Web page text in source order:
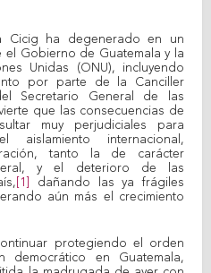
Cicig ha degenerado en un
Gobierno de Guatemala y la
Unidas (ONU), incluyendo
por parte de la Canciller
Secretario General de las
que las consecuencias de
muy perjudiciales para
aislamiento internacional,
tanto la de carácter
y el deterioro de las
[1]
dañando las ya frágiles
aún más el crecimiento
protegiendo el orden
democrático en Guatemala,